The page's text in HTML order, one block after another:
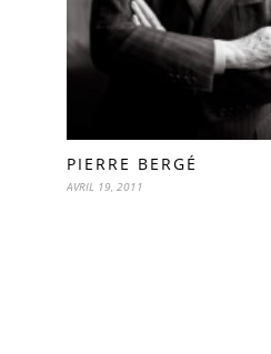
PIERRE BERGÉ
AVRIL 19, 2011